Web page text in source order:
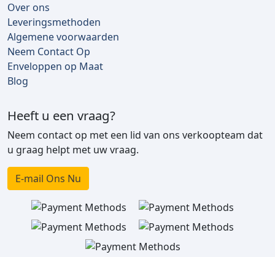
Over ons
Leveringsmethoden
Algemene voorwaarden
Neem Contact Op
Enveloppen op Maat
Blog
Heeft u een vraag?
Neem contact op met een lid van ons verkoopteam dat
u graag helpt met uw vraag.
E-mail Ons Nu